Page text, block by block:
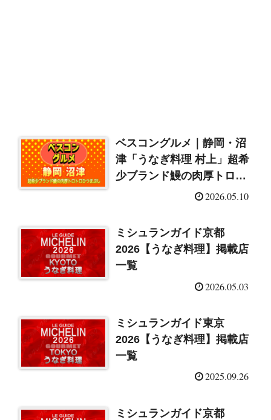
ベスコングルメ｜静岡・沼
津「うなぎ料理 村上」超希
少ブランド鰻の肉厚トロト
ロひつまぶし（2026/5/10）
2026.05.10
ミシュランガイド京都
2026【うなぎ料理】掲載店
一覧
2026.05.03
ミシュランガイド東京
2026【うなぎ料理】掲載店
一覧
2025.09.26
ミシュランガイド京都